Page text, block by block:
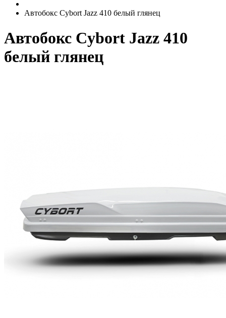
Автобокс Cybort Jazz 410 белый глянец
Автобокс Cybort Jazz 410
белый глянец